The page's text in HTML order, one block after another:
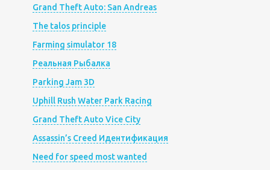
Grand Theft Auto: San Andreas
The talos principle
Farming simulator 18
Реальная Рыбалка
Parking Jam 3D
Uphill Rush Water Park Racing
Grand Theft Auto Vice City
Assassin’s Creed Идентификация
Need for speed most wanted